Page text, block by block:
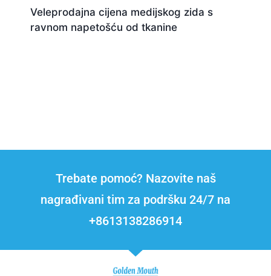
Veleprodajna cijena medijskog zida s
ravnom napetošću od tkanine
Trebate pomoć? Nazovite naš
nagrađivani tim za podršku 24/7 na
+8613138286914